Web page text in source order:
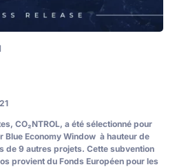
CO₂NTROL, a été sélectionné pour
Economy Window à hauteur de
de 9 autres projets. Cette subvention
provient du Fonds Européen pour les